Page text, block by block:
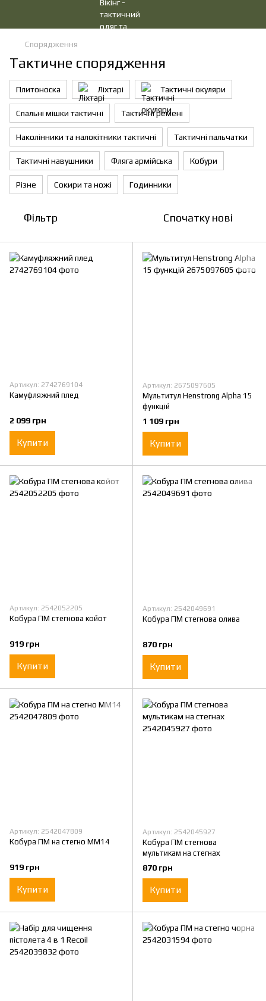
Спорядження
Тактичне спорядження
Плитоноска Ліхтарі Тактичні окуляри
Спальні мішки тактичні Тактичні ремені
Наколінники та налокітники тактичні Тактичні пальчатки
Тактичні навушники Фляга армійська Кобури
Різне Сокири та ножі Годинники
Фільтр Спочатку нові
Артикул: 2742769104
Камуфляжний плед
2 099 грн
Купити
Артикул: 2675097605
Мультитул Henstrong Alpha 15
функцій
1 109 грн
Купити
Артикул: 2542052205
Кобура ПМ стегнова койот
919 грн
Купити
Артикул: 2542049691
Кобура ПМ стегнова олива
870 грн
Купити
Артикул: 2542047809
Кобура ПМ на стегно ММ14
919 грн
Купити
Артикул: 2542045927
Кобура ПМ стегнова
мультикам на стегнах
870 грн
Купити